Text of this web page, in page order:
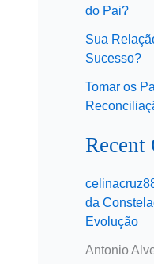
do Pai?
Sua
Sucesso?
Tomar os
Recent
da
Evolução
Antonio